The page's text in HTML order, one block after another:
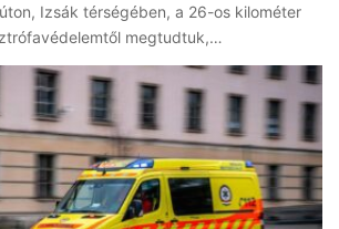
Izsák térségében, a 26-os kilométer
megtudtuk,…